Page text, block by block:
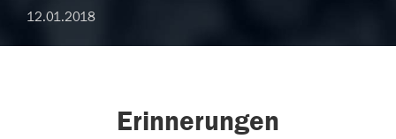
12.01.2018
Erinnerungen